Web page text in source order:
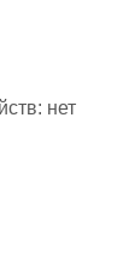
нет